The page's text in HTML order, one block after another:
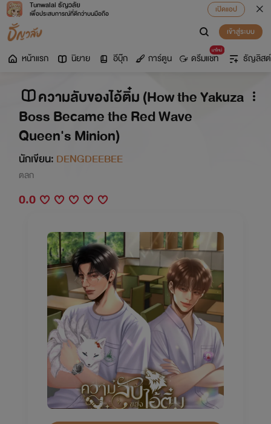
Tunwalai ธัญวลัย
เพื่อประสบการณ์ที่ดีกว่าบนมือถือ
เปิดแอป
เข้าสู่ระบบ
หน้าแรก นิยาย อีบุ๊ก การ์ตูน
มาใหม่
ดรีมแชท ธัญลิสต์
ความลับของไอ้ติ๋ม (How the Yakuza
Boss Became the Red Wave
Queen's Minion)
นักเขียน: DENGDEEBEE
ตลก
0.0